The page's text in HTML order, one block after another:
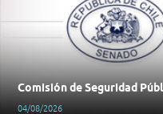
Comisión de Seguridad
04/08/2026